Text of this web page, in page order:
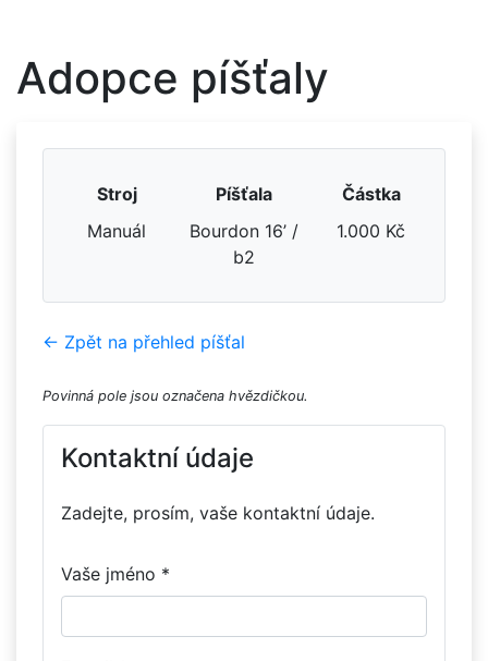
Adopce píšťaly
Stroj Píšťala
Částka
Manuál
Bourdon 16’ /
b2
1.000 Kč
← Zpět na přehled píšťal
Povinná pole jsou označena hvězdičkou.
Kontaktní údaje
Zadejte, prosím, vaše kontaktní údaje.
Vaše jméno *